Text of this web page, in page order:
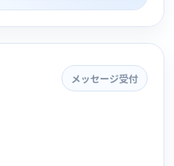
メッセージ受付